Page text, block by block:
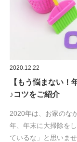
2020.12.22
【もう悩まない！
♪コツをご紹介
2020年は、お家のな
年、年末に大掃除を
ているな」と思いま